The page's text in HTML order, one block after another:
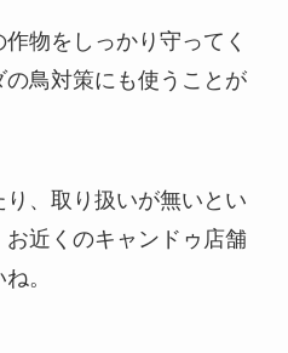
物をしっかり守ってく
鳥対策にも使うことが
、取り扱いが無いとい
近くのキャンドゥ店舗
。